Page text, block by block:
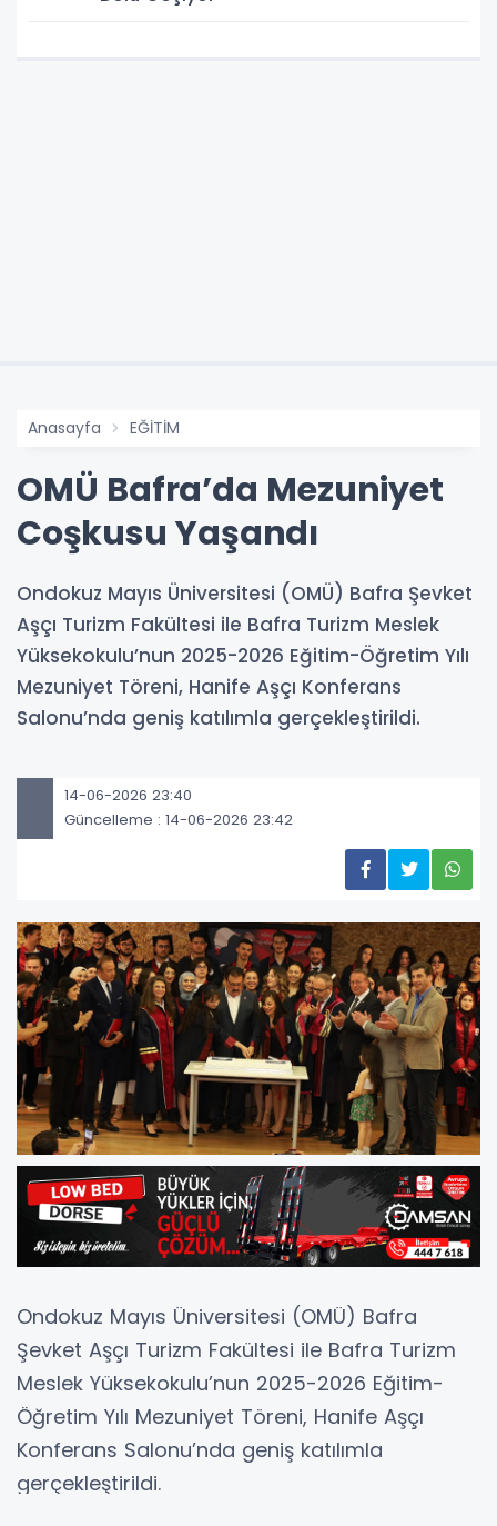
Anasayfa EĞİTİM
OMÜ Bafra’da Mezuniyet
Coşkusu Yaşandı
Ondokuz Mayıs Üniversitesi (OMÜ) Bafra Şevket
Aşçı Turizm Fakültesi ile Bafra Turizm Meslek
Yüksekokulu’nun 2025-2026 Eğitim-Öğretim Yılı
Mezuniyet Töreni, Hanife Aşçı Konferans
Salonu’nda geniş katılımla gerçekleştirildi.
14-06-2026 23:40
Güncelleme : 14-06-2026 23:42
Ondokuz Mayıs Üniversitesi (OMÜ) Bafra
Şevket Aşçı Turizm Fakültesi ile Bafra Turizm
Meslek Yüksekokulu’nun 2025-2026 Eğitim-
Öğretim Yılı Mezuniyet Töreni, Hanife Aşçı
Konferans Salonu’nda geniş katılımla
gerçekleştirildi.